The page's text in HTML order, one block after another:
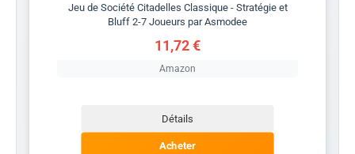
Jeu de Société Citadelles Classique - Stratégie et
Bluff 2-7 Joueurs par Asmodee
11,72 €
Amazon
Détails
Acheter